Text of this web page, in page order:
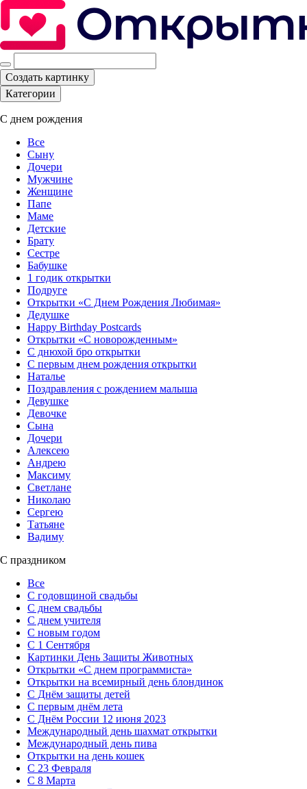
Создать картинку
Категории
С днем рождения
Все
Сыну
Дочери
Мужчине
Женщине
Папе
Маме
Детские
Брату
Сестре
Бабушке
1 годик открытки
Подруге
Открытки «С Днем Рождения Любимая»‎
Дедушке
Happy Birthday Postcards
Открытки «‎С новорожденным»
С днюхой бро открытки
С первым днем рождения открытки
Наталье
Поздравления с рождением малыша
Девушке
Девочке
Сына
Дочери
Алексею
Андрею
Максиму
Светлане
Николаю
Сергею
Татьяне
Вадиму
С праздником
Все
С годовщиной свадьбы
С днем свадьбы
С днем учителя
С новым годом
С 1 Сентября
Картинки День Защиты Животных
Открытки «‎С днем программиста»‎
Открытки на всемирный день блондинок
С Днём защиты детей
С первым днём лета
С Днём России 12 июня 2023
Международный день шахмат открытки
Международный день пива
Открытки на день кошек
С 23 Февраля
С 8 Марта